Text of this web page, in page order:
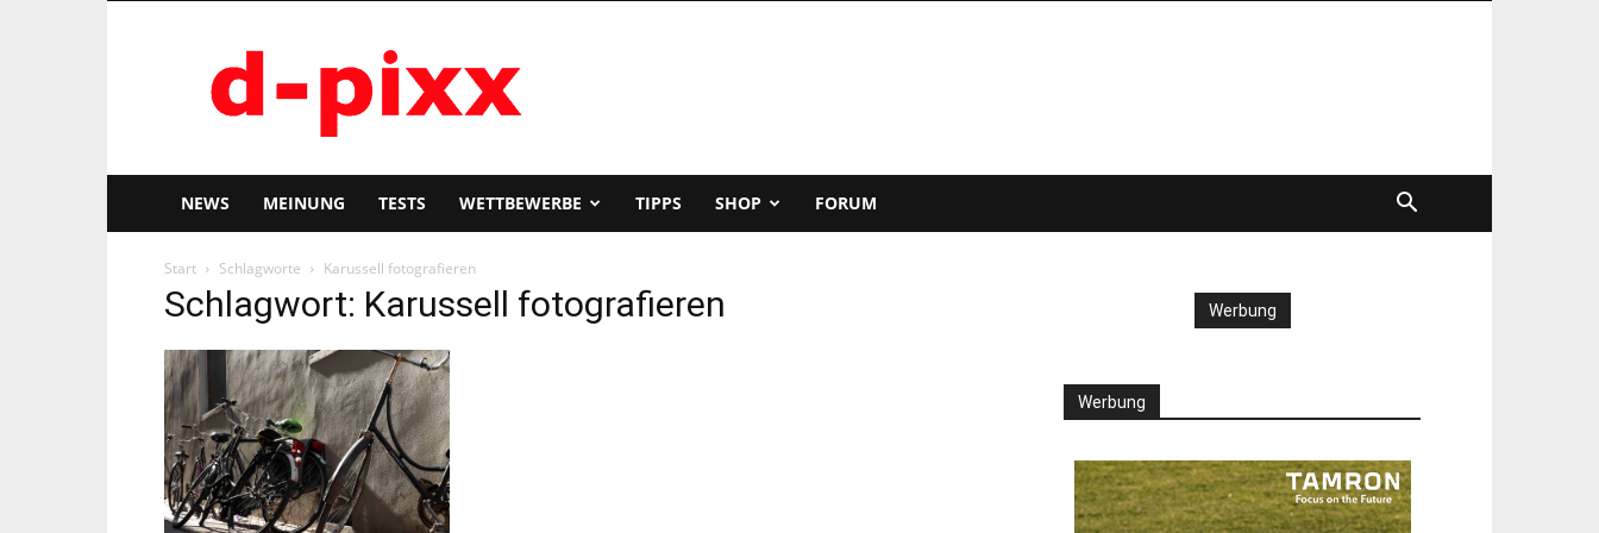
pixx
NEWS MEINUNG TESTS WETTBEWERBE TIPPS SHOP FORUM
Start Schlagworte Karussell fotografieren
Schlagwort: Karussell fotografieren Werbung
Werbung